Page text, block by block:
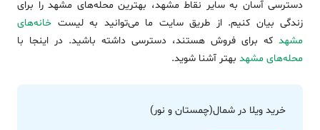
دسترسی آسان به سایر نقاط مشهد، بهترین محله‌های مشهد را برای
زندگی بیان کنیم. از طریق سایت ما می‌توانید به لیست خانه‌های
مشهد که برای فروش هستند، دسترسی داشته باشید. در اینجا با
محله‌های مشهد بهتر آشنا شوید.
خرید ویلا در شمال(چمستان و نور)